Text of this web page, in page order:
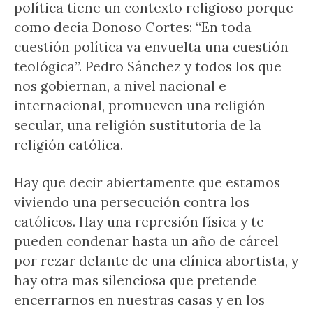
política tiene un contexto religioso porque
como decía Donoso Cortes: “En toda
cuestión política va envuelta una cuestión
teológica”. Pedro Sánchez y todos los que
nos gobiernan, a nivel nacional e
internacional, promueven una religión
secular, una religión sustitutoria de la
religión católica.
Hay que decir abiertamente que estamos
viviendo una persecución contra los
católicos. Hay una represión física y te
pueden condenar hasta un año de cárcel
por rezar delante de una clínica abortista, y
hay otra mas silenciosa que pretende
encerrarnos en nuestras casas y en los